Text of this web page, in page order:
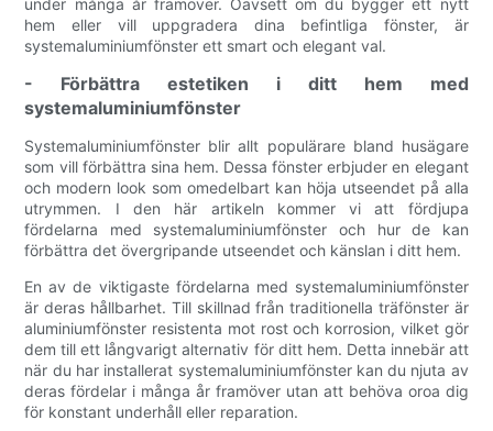
hem eller vill uppgradera dina befintliga fönster, är
systemaluminiumfönster ett smart och elegant val.
- Förbättra estetiken i ditt hem med
systemaluminiumfönster
Systemaluminiumfönster blir allt populärare bland husägare
som vill förbättra sina hem. Dessa fönster erbjuder en elegant
och modern look som omedelbart kan höja utseendet på alla
utrymmen. I den här artikeln kommer vi att fördjupa
fördelarna med systemaluminiumfönster och hur de kan
förbättra det övergripande utseendet och känslan i ditt hem.
En av de viktigaste fördelarna med systemaluminiumfönster
är deras hållbarhet. Till skillnad från traditionella träfönster är
aluminiumfönster resistenta mot rost och korrosion, vilket gör
dem till ett långvarigt alternativ för ditt hem. Detta innebär att
när du har installerat systemaluminiumfönster kan du njuta av
deras fördelar i många år framöver utan att behöva oroa dig
för konstant underhåll eller reparation.